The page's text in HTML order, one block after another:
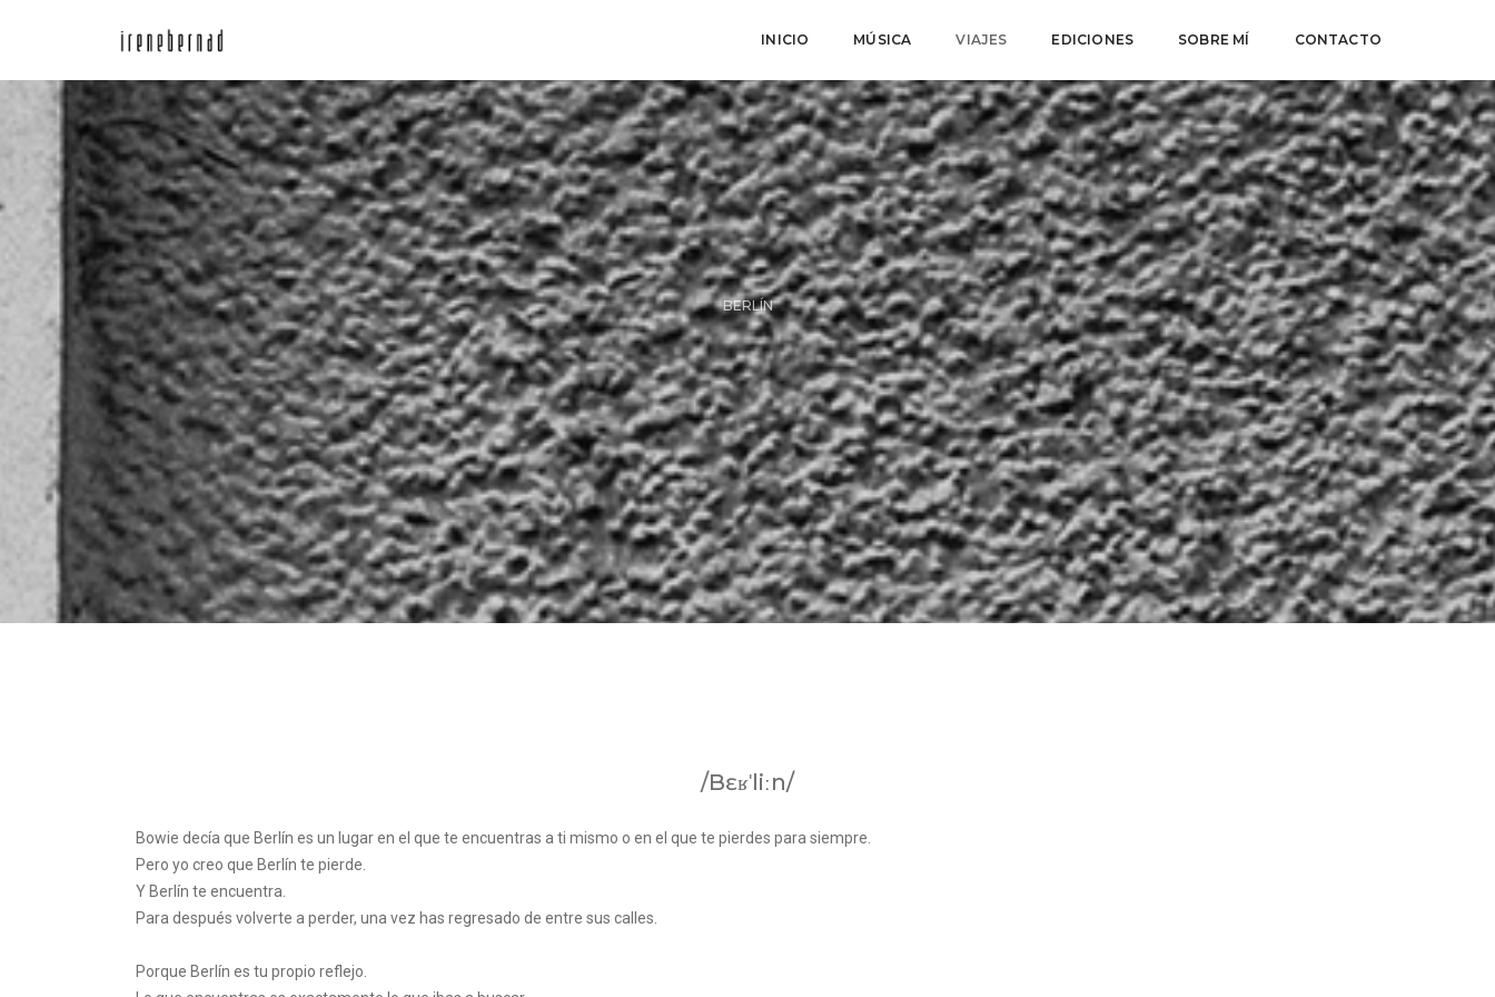
INICIO MÚSICA VIAJES EDICIONES SOBRE MÍ CONTACTO
BERLÍN
/bɛʁˈliːn/
Bowie decía que Berlín es un lugar en el que te encuentras a ti mismo o en el que te pierdes para siempre.
Pero yo creo que Berlín te pierde.
Y Berlín te encuentra.
Para después volverte a perder, una vez has regresado de entre sus calles.
Porque Berlín es tu propio reflejo.